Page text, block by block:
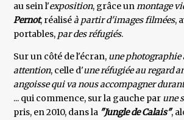
au sein l'exposition, grâce unmontage
Pernot, réaliséà partir d'images filmées,
portables, par des réfugiés.
Sur un côté de l'écran, une photographie
attention, celle d'une réfugiée au regard
angoisse qui va nous accompagner
... qui commence, sur la gauche par une
pris, en 2010, dans la "Jungle de Calais",